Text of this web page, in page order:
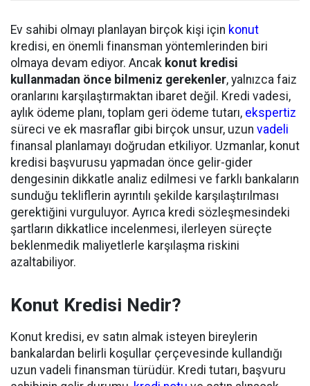
Ev sahibi olmayı planlayan birçok kişi için konut
kredisi, en önemli finansman yöntemlerinden biri
olmaya devam ediyor. Ancak konut kredisi
kullanmadan önce bilmeniz gerekenler, yalnızca faiz
oranlarını karşılaştırmaktan ibaret değil. Kredi vadesi,
aylık ödeme planı, toplam geri ödeme tutarı, ekspertiz
süreci ve ek masraflar gibi birçok unsur, uzun vadeli
finansal planlamayı doğrudan etkiliyor. Uzmanlar, konut
kredisi başvurusu yapmadan önce gelir-gider
dengesinin dikkatle analiz edilmesi ve farklı bankaların
sunduğu tekliflerin ayrıntılı şekilde karşılaştırılması
gerektiğini vurguluyor. Ayrıca kredi sözleşmesindeki
şartların dikkatlice incelenmesi, ilerleyen süreçte
beklenmedik maliyetlerle karşılaşma riskini
azaltabiliyor.
Konut Kredisi Nedir?
Konut kredisi, ev satın almak isteyen bireylerin
bankalardan belirli koşullar çerçevesinde kullandığı
uzun vadeli finansman türüdür. Kredi tutarı, başvuru